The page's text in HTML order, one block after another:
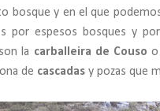
bosque y en el que
por espesos bosques y
la carballeira de Couso o
de cascadas y pozas que